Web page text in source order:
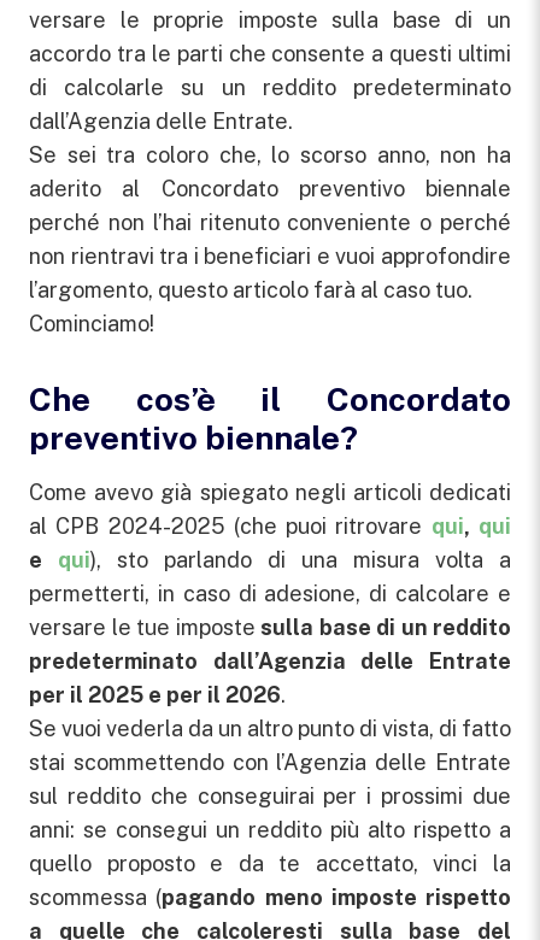
versare le proprie imposte sulla base di un
accordo tra le parti che consente a questi ultimi
di calcolarle su un reddito predeterminato
dall’Agenzia delle Entrate.
Se sei tra coloro che, lo scorso anno, non ha
aderito al Concordato preventivo biennale
perché non l’hai ritenuto conveniente o perché
non rientravi tra i beneficiari e vuoi approfondire
l’argomento, questo articolo farà al caso tuo.
Cominciamo!
Che cos’è il Concordato
preventivo biennale?
Come avevo già spiegato negli articoli dedicati
al CPB 2024-2025 (che puoi ritrovare qui, qui
e
qui), sto parlando di una misura volta a
permetterti, in caso di adesione, di calcolare e
versare le tue imposte sulla base di un reddito
predeterminato dall’Agenzia delle Entrate
per il 2025 e per il 2026.
Se vuoi vederla da un altro punto di vista, di fatto
stai scommettendo con l’Agenzia delle Entrate
sul reddito che conseguirai per i prossimi due
anni: se consegui un reddito più alto rispetto a
quello proposto e da te accettato, vinci la
scommessa (pagando meno imposte rispetto
a quelle che calcoleresti sulla base del